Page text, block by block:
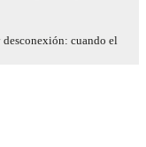
cuando el